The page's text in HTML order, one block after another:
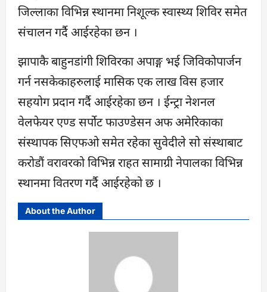
जिल्लाका विभिन्न स्थानमा निशूल्क स्वास्थ्य शिविर समेत
संचालन गर्दै आईरहेका छन ।
झापाकै बाहुनडांगी शिविरका अपाङ्ग भई जिविकोपार्जन
गर्न नसकेकाहरुलाई मासिक एक लाख विस हजार
सहयोग प्रदान गर्दै आईरहेका छन । ईन्ट्रा नेशनल
वेलफेयर एण्ड सर्पोट फाउण्डेसन अफ अमेरिकाका
संस्थापक सिएफओ समेत रहेका सुवेदीले सो संस्थाबाट
करोडौं वरावरको विभिन्न राहत सामाग्री नेपालका विभिन्न
स्थानमा वितरण गर्दै आईरहेको छ ।
About the Author